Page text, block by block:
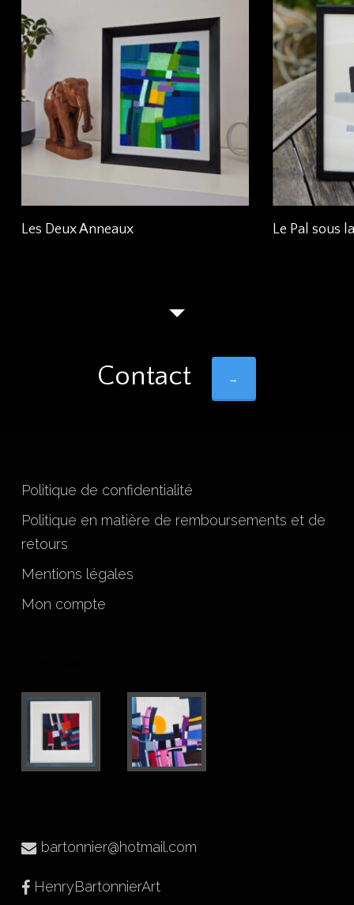
Les Deux Anneaux Le Pal sous
Contact →
Politique de confidentialité
Politique en matière de remboursements et de
retours
Mentions légales
Mon compte
bartonnier@hotmail.com
HenryBartonnierArt